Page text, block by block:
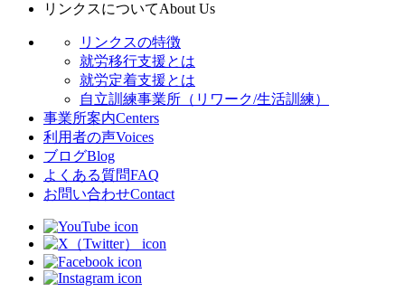
リンクスについてAbout Us
リンクスの特徴
就労移行支援とは
就労定着支援とは
自立訓練事業所（リワーク/生活訓練）
事業所案内Centers
利用者の声Voices
ブログBlog
よくある質問FAQ
お問い合わせContact